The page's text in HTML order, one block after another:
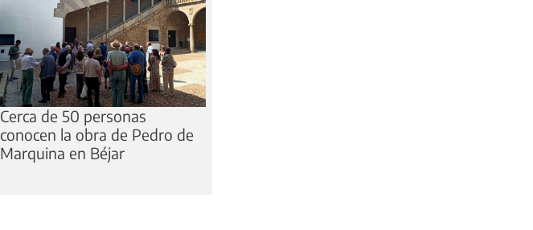
Cerca de 50 personas
conocen la obra de Pedro de
Marquina en Béjar